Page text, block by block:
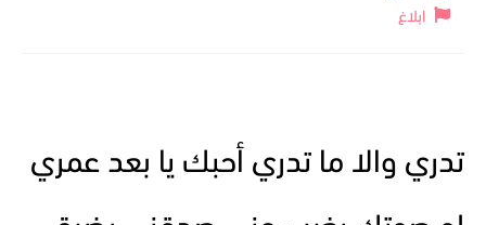
تدري والا ما تدري أحبك يا بعد عمري
ابلاغ